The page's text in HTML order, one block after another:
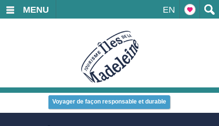
EN
MENU
Voyager de façon responsable et durable